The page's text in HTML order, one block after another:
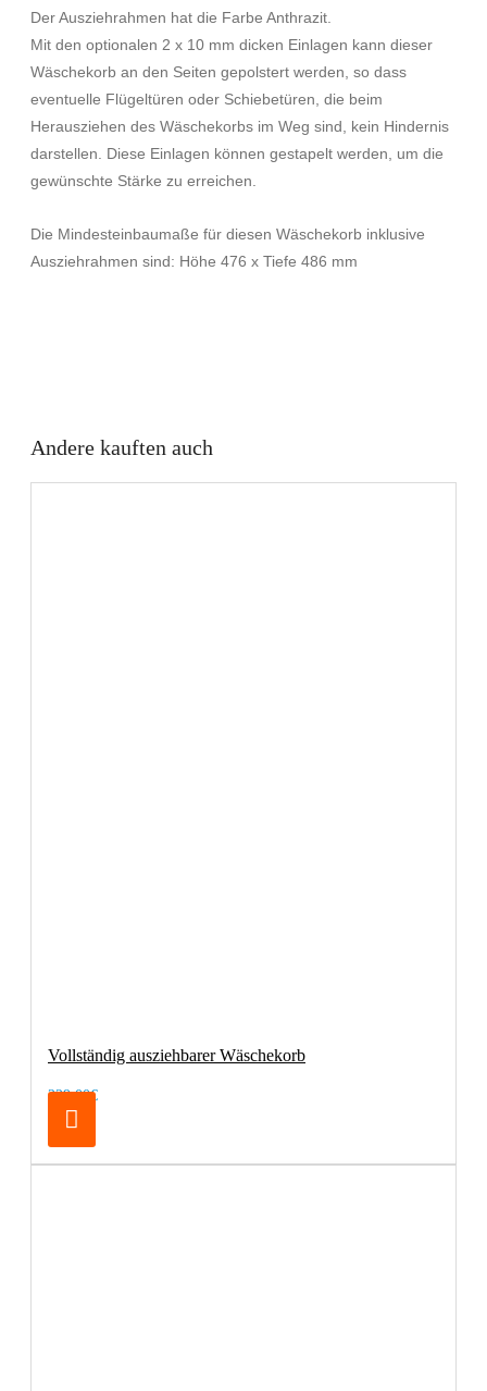
Der Ausziehrahmen hat die Farbe Anthrazit.
Mit den optionalen 2 x 10 mm dicken Einlagen kann dieser
Wäschekorb an den Seiten gepolstert werden, so dass
eventuelle Flügeltüren oder Schiebetüren, die beim
Herausziehen des Wäschekorbs im Weg sind, kein Hindernis
darstellen. Diese Einlagen können gestapelt werden, um die
gewünschte Stärke zu erreichen.
Die Mindesteinbaumaße für diesen Wäschekorb inklusive
Ausziehrahmen sind: Höhe 476 x Tiefe 486 mm
Andere kauften auch
Vollständig ausziehbarer Wäschekorb
229,00€